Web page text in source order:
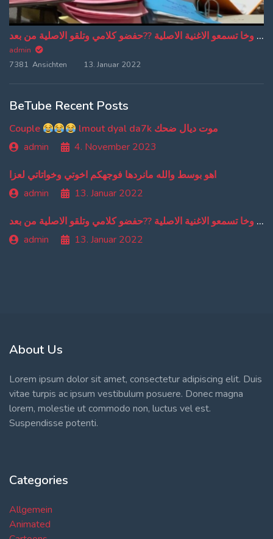
من دبا غادي تبقاو تسمعو ترجمة ديالي وخا تسمعو الاغنية الاصلية ??حفضو كلامي وتلقو الاصلية من بعد
admin
7381 Ansichten
13. Januar 2022
BeTube Recent Posts
Couple
lmout dyal da7k موت ديال ضحك
admin
4. November 2023
اهو بوسط والله مانردها فوجهكم اخوتي وخواتاتي لعزا
admin
13. Januar 2022
من دبا غادي تبقاو تسمعو ترجمة ديالي وخا تسمعو الاغنية الاصلية ??حفضو كلامي وتلقو الاصلية من بعد
admin
13. Januar 2022
About Us
Lorem ipsum dolor sit amet, consectetur adipiscing elit. Duis
vitae turpis ac ipsum vestibulum posuere. Donec magna
lorem, molestie ut commodo non, luctus vel est.
Suspendisse potenti.
Categories
Allgemein
Animated